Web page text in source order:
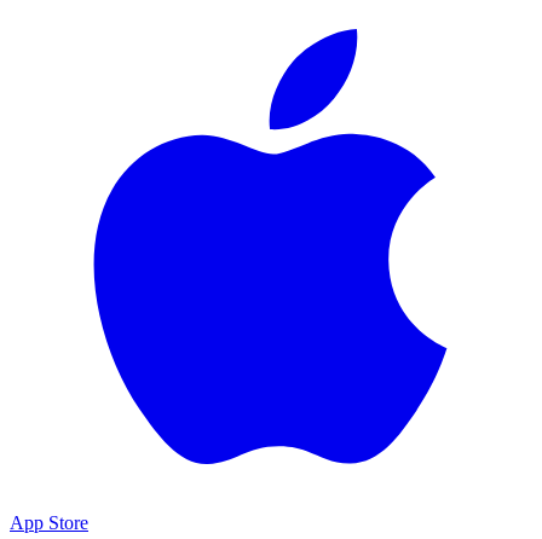
App Store